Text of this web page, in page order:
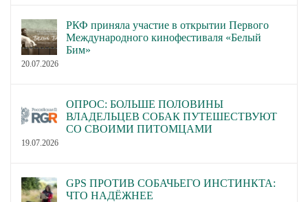
РКФ приняла участие в открытии Первого
Международного кинофестиваля «Белый
Бим»
20.07.2026
ОПРОС: БОЛЬШЕ ПОЛОВИНЫ
ВЛАДЕЛЬЦЕВ СОБАК ПУТЕШЕСТВУЮТ
СО СВОИМИ ПИТОМЦАМИ
19.07.2026
GPS ПРОТИВ СОБАЧЬЕГО ИНСТИНКТА:
ЧТО НАДЁЖНЕЕ